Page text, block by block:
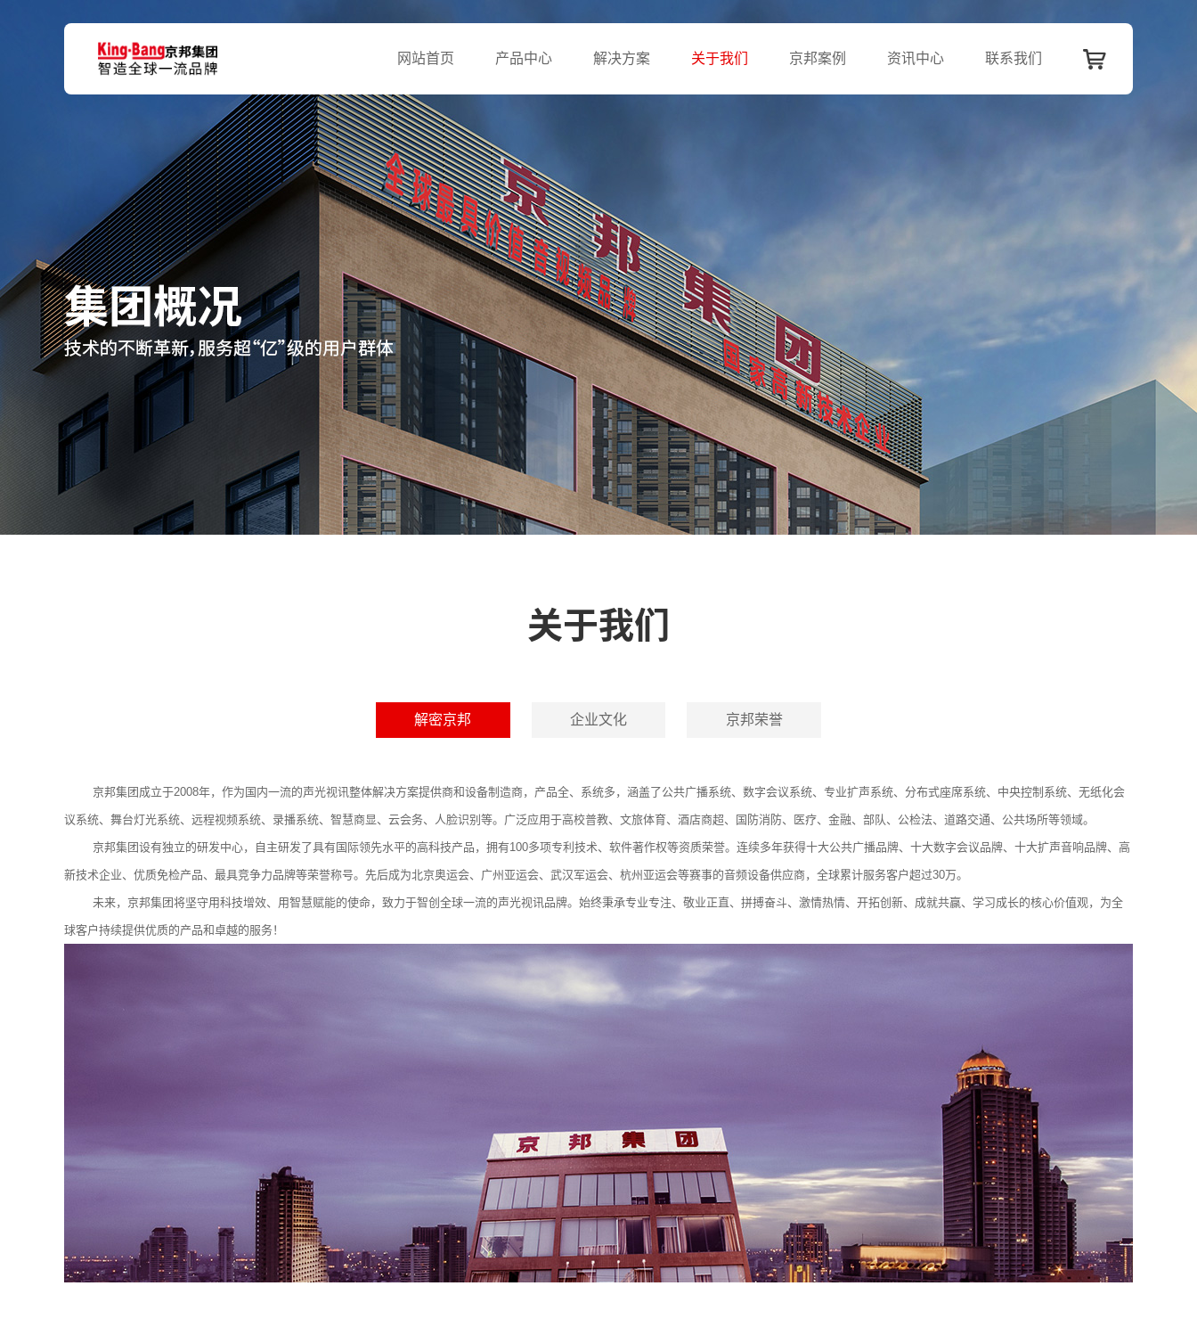
网站首页 产品中心 解决方案 关于我们 京邦案例 资讯中心 联系我们
关于我们
解密京邦 企业文化 京邦荣誉
京邦集团成立于2008年，作为国内一流的声光视讯整体解决方案提供商和设备制造商，产品全、系统多，涵盖了公共广播系统、数字会议系统、专业扩声系统、分布式座席系统、中央控制系统、无纸化会
议系统、舞台灯光系统、远程视频系统、录播系统、智慧商显、云会务、人脸识别等。广泛应用于高校普教、文旅体育、酒店商超、国防消防、医疗、金融、部队、公检法、道路交通、公共场所等领域。
京邦集团设有独立的研发中心，自主研发了具有国际领先水平的高科技产品，拥有100多项专利技术、软件著作权等资质荣誉。连续多年获得十大公共广播品牌、十大数字会议品牌、十大扩声音响品牌、高
新技术企业、优质免检产品、最具竞争力品牌等荣誉称号。先后成为北京奥运会、广州亚运会、武汉军运会、杭州亚运会等赛事的音频设备供应商，全球累计服务客户超过30万。
未来，京邦集团将坚守用科技增效、用智慧赋能的使命，致力于智创全球一流的声光视讯品牌。始终秉承专业专注、敬业正直、拼搏奋斗、激情热情、开拓创新、成就共赢、学习成长的核心价值观，为全
球客户持续提供优质的产品和卓越的服务！